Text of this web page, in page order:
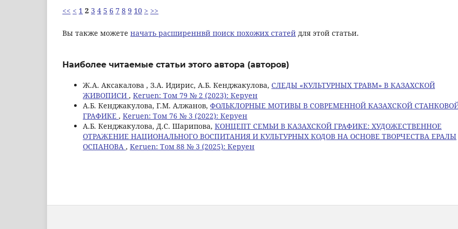
<< < 1 2 3 4 5 6 7 8 9 10 > >>
Вы также можете начать расширеннвй поиск похожих статей для этой статьи.
Наиболее читаемые статьи этого автора (авторов)
Ж.А. Аксакалова , З.А. Идирис, А.Б. Кенджакулова, СЛЕДЫ «КУЛЬТУРНЫХ ТРАВМ» В КАЗАХСКОЙ
ЖИВОПИСИ , Keruen: Том 79 № 2 (2023): Керуен
А.Б. Кенджакулова, Г.М. Алжанов, ФОЛЬКЛОРНЫЕ МОТИВЫ В СОВРЕМЕННОЙ КАЗАХСКОЙ
ГРАФИКЕ , Keruen: Том 76 № 3 (2022): Керуен
А.Б. Кенджакулова, Д.С. Шарипова, КОНЦЕПТ СЕМЬИ В КАЗАХСКОЙ ГРАФИКЕ: ХУДОЖЕСТВЕННОЕ
ОТРАЖЕНИЕ НАЦИОНАЛЬНОГО ВОСПИТАНИЯ И КУЛЬТУРНЫХ КОДОВ НА ОСНОВЕ ТВОРЧЕСТВА ЕРАЛЫ
ОСПАНОВА , Keruen: Том 88 № 3 (2025): Керуен